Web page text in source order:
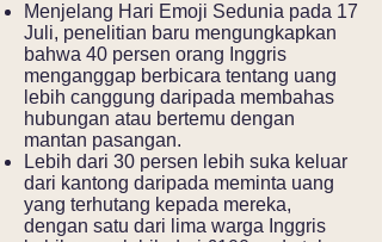
Menjelang Hari Emoji Sedunia pada 17
Juli, penelitian baru mengungkapkan
bahwa 40 persen orang Inggris
menganggap berbicara tentang uang
lebih canggung daripada membahas
hubungan atau bertemu dengan
mantan pasangan.
Lebih dari 30 persen lebih suka keluar
dari kantong daripada meminta uang
yang terhutang kepada mereka,
dengan satu dari lima warga Inggris